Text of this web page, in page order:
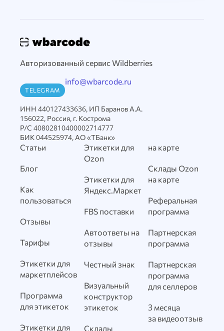
Авторизованный сервис Wildberries
TELEGRAM
info@wbarcode.ru
ИНН 440127433636, ИП Баранов А.А.
156022, Россия, г. Кострома
Р/С 40802810400002714777
БИК 044525974, АО «ТБанк»
Статьи
Блог
Как
пользоваться
Отзывы
Тарифы
Этикетки для
маркетплейсов
Программа
для этикеток
Этикетки для
Этикетки для
Ozon
Этикетки для
Яндекс.Маркет
FBS поставки
Автоответы на
отзывы
Честный знак
Визуальный
конструктор
этикеток
Склады
на карте
Склады Ozon
на карте
Реферальная
программа
Партнерская
программа
Партнерская
программа
для селлеров
3 месяца
за видеоотзыв